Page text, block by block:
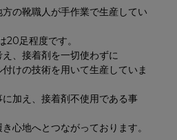
の靴職人が手作業で生産してい
20足程度です。
、接着剤を一切使わずに
けの技術を用いて生産していま
加え、接着剤不使用である事
心地へとつながっております。